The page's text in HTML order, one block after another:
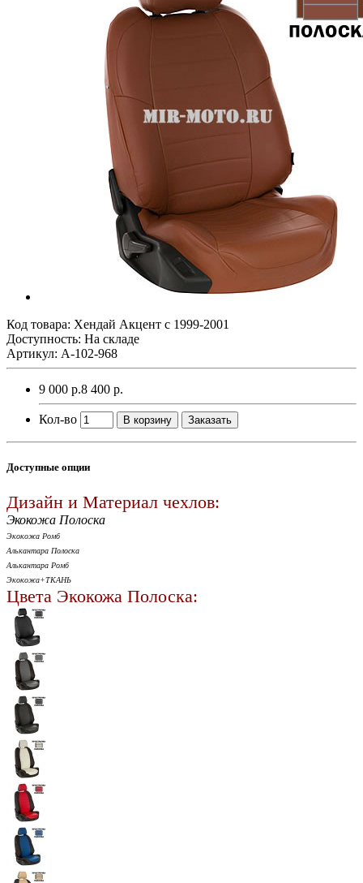
Код товара: Хендай Акцент с 1999-2001
Доступность: На складе
Артикул: A-102-968
9 000 р.8 400 р.
Кол-во В корзину Заказать
Доступные опции
Дизайн и Материал чехлов:
Экокожа Полоска
Экокожа Ромб
Алькантара Полоска
Алькантара Ромб
Экокожа+ТКАНЬ
Цвета Экокожа Полоска: